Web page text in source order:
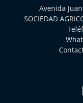
Avenida
SOCIEDAD